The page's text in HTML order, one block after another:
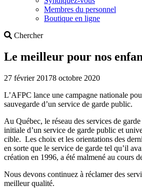
Membres du personnel
Boutique en ligne
ChercherSearch
Le meilleur pour nos
27 février 20178 octobre 2020
L’AFPC lance une campagne nationale
sauvegarde d’un service de garde public.
Au Québec, le réseau des services de
initiale d’un service de garde public et
cible. Les choix et les orientations des
en sorte que le service de garde tel qu’il
création en 1996, a été malmené au cours
Nous devons continuez à réclamer des
meilleur qualité.